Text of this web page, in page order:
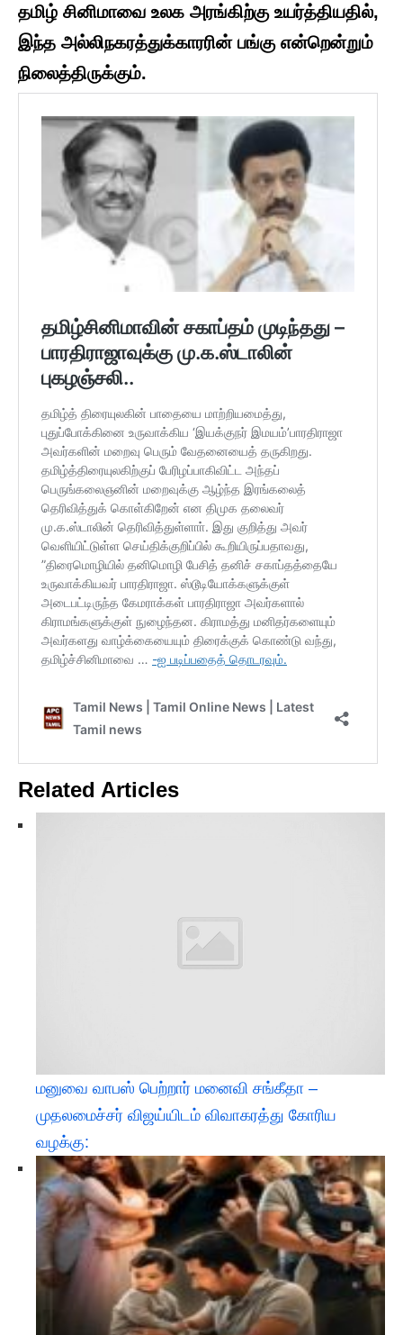
தமிழ் சினிமாவை உலக அரங்கிற்கு உயர்த்தியதில்,
இந்த அல்லிநகரத்துக்காரரின் பங்கு என்றென்றும்
நிலைத்திருக்கும்.
Related Articles
மனுவை வாபஸ் பெற்றார் மனைவி சங்கீதா –
முதலமைச்சர் விஜய்யிடம் விவாகரத்து கோரிய
வழக்கு: